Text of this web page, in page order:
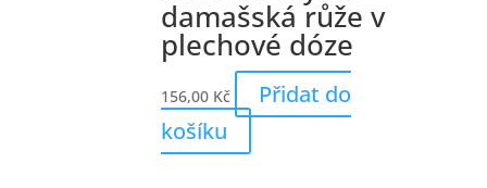
damašská růže v
plechové dóze
156,00 Kč
Přidat do
košíku